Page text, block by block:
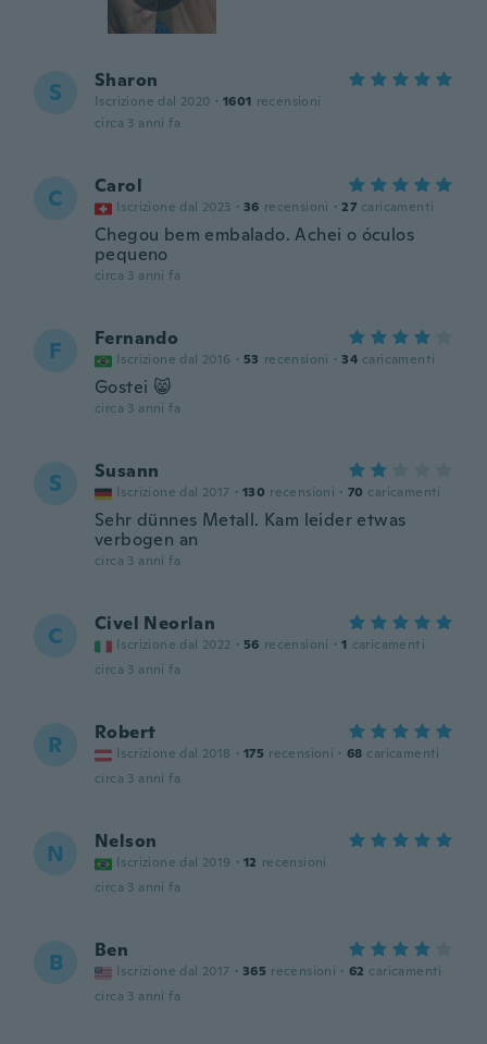
S Sharon
Iscrizione dal 2020 · 1601 recensioni
circa 3 anni fa
C Carol
Iscrizione dal 2023 · 36 recensioni · 27 caricamenti
Chegou bem embalado. Achei o óculos
pequeno
circa 3 anni fa
F Fernando
Iscrizione dal 2016 · 53 recensioni · 34 caricamenti
Gostei 😸
circa 3 anni fa
S Susann
Iscrizione dal 2017 · 130 recensioni · 70 caricamenti
Sehr dünnes Metall. Kam leider etwas
verbogen an
circa 3 anni fa
C Civel Neorlan
Iscrizione dal 2022 · 56 recensioni · 1 caricamenti
circa 3 anni fa
R Robert
Iscrizione dal 2018 · 175 recensioni · 68 caricamenti
circa 3 anni fa
N Nelson
Iscrizione dal 2019 · 12 recensioni
circa 3 anni fa
B Ben
Iscrizione dal 2017 · 365 recensioni · 62 caricamenti
circa 3 anni fa